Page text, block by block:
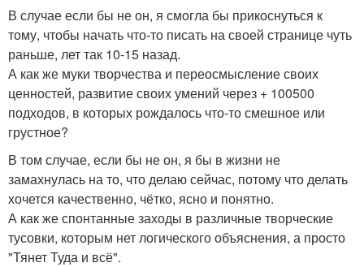
В случае если бы не он, я смогла бы прикоснуться к
тому, чтобы начать что-то писать на своей странице чуть
раньше, лет так 10-15 назад.
А как же муки творчества и переосмысление своих
ценностей, развитие своих умений через + 100500
подходов, в которых рождалось что-то смешное или
грустное?
В том случае, если бы не он, я бы в жизни не
замахнулась на то, что делаю сейчас, потому что делать
хочется качественно, чётко, ясно и понятно.
А как же спонтанные заходы в различные творческие
тусовки, которым нет логического объяснения, а просто
"Тянет Туда и всё".